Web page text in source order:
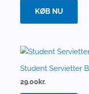
KØB NU
Student Servietter
29.00kr.